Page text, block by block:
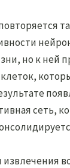
та
но к ней
сеть,
извлечения